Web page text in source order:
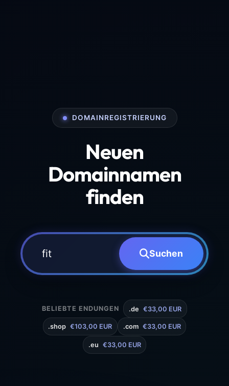
DOMAINREGISTRIERUNG
Neuen
Domainnamen
finden
Suchen
BELIEBTE ENDUNGEN .de €33,00 EUR
.shop €103,00 EUR .com €33,00 EUR
.eu €33,00 EUR